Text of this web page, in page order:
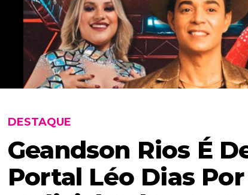
DESTAQUE
Geandson Rios É
Portal Léo Dias